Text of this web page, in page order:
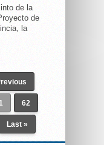
de la
de
la
62
Last »